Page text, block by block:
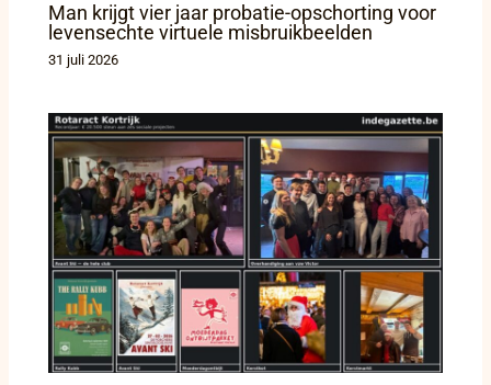
Man krijgt vier jaar probatie-opschorting voor
levensechte virtuele misbruikbeelden
31 juli 2026